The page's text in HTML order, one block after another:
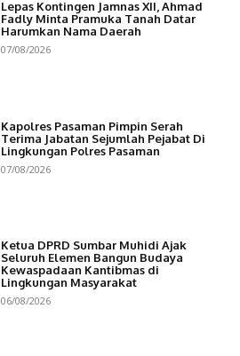
Lepas Kontingen Jamnas XII, Ahmad
Fadly Minta Pramuka Tanah Datar
Harumkan Nama Daerah
07/08/2026
Kapolres Pasaman Pimpin Serah
Terima Jabatan Sejumlah Pejabat Di
Lingkungan Polres Pasaman
07/08/2026
Ketua DPRD Sumbar Muhidi Ajak
Seluruh Elemen Bangun Budaya
Kewaspadaan Kantibmas di
Lingkungan Masyarakat
06/08/2026